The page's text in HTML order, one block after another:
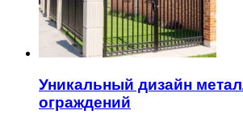
Уникальный дизайн
ограждений